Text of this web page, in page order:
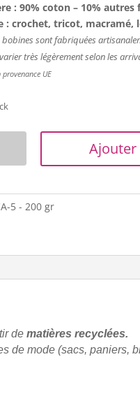
: 90% coton – 10% autres
: crochet, tricot,
bobines sont fabriquées
très légèrement selon les
UE
Ajouter
5 - 200 gr
dematières recyclées.
de mode (sacs, paniers,